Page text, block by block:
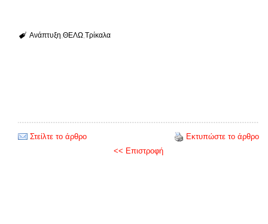
Ανάπτυξη ΘΕΛΩ Τρίκαλα
Στείλτε το άρθρο
Εκτυπώστε το άρθρο
<< Επιστροφή